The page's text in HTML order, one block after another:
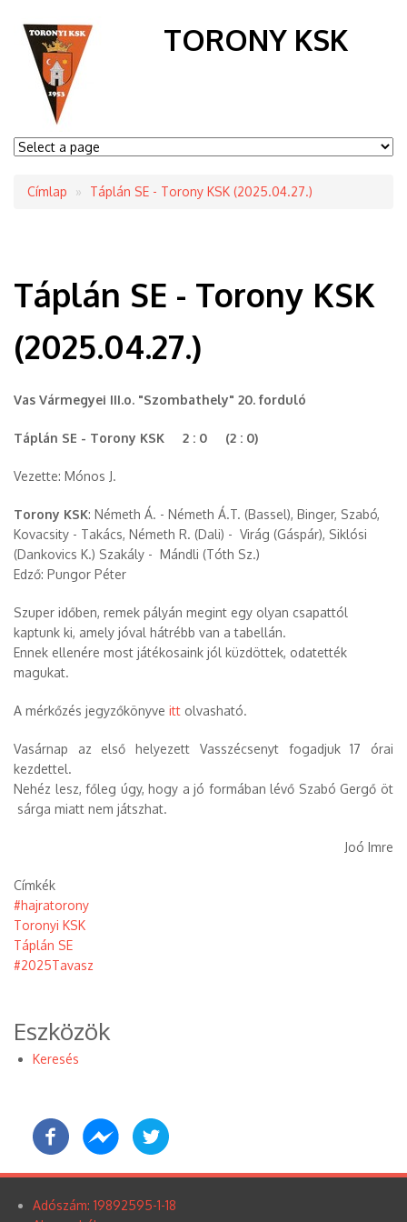
TORONY KSK
Morzsa
Címlap Táplán SE - Torony KSK (2025.04.27.)
Táplán SE - Torony KSK
(2025.04.27.)
Vas Vármegyei III.o. "Szombathely" 20. forduló
Táplán SE - Torony KSK 2 : 0 (2 : 0)
Vezette: Mónos J.
Torony KSK: Németh Á. - Németh Á.T. (Bassel), Binger, Szabó,
Kovacsity - Takács, Németh R. (Dali) - Virág (Gáspár), Siklósi
(Dankovics K.) Szakály - Mándli (Tóth Sz.)
Edző: Pungor Péter
Szuper időben, remek pályán megint egy olyan csapattól
kaptunk ki, amely jóval hátrébb van a tabellán.
Ennek ellenére most játékosaink jól küzdöttek, odatették
magukat.
A mérkőzés jegyzőkönyve itt olvasható.
Vasárnap az első helyezett Vasszécsenyt fogadjuk 17 órai
kezdettel.
Nehéz lesz, főleg úgy, hogy a jó formában lévő Szabó Gergő öt
sárga miatt nem játszhat.
Joó Imre
Címkék
#hajratorony
Toronyi KSK
Táplán SE
#2025Tavasz
Eszközök
Keresés
Lábléc
Adószám: 19892595-1-18